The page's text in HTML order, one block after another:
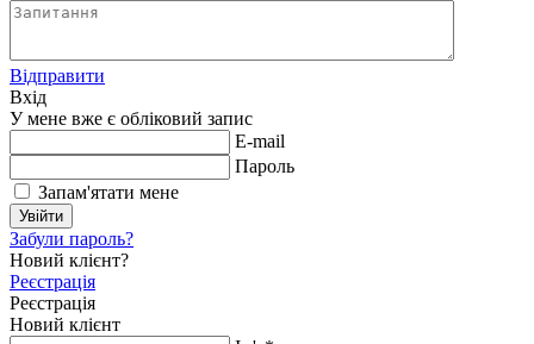
Відправити
Вхід
У мене вже є обліковий запис
E-mail
Пароль
Запам'ятати мене
Увійти
Забули пароль?
Новий клієнт?
Реєстрація
Реєстрація
Новий клієнт